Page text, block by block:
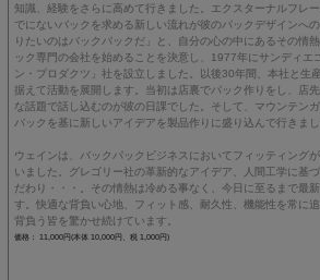
知識、経験をさらに高めて行きました。エクスターナルフレ
でにないパックを求める新しい流れが彼のパックデザインへ
りたいのはバックパックだ」と、自分の心の中にあるその情
ック専門の会社を始めることを決意し、1977年にサンディエ
ン・プロダクツ」社を設立しました。以後30年間、本社と生
据えて活動を展開します。当初は店裏でパック作りをし、店
な話題で話し込むのが彼の日課でした。そして、マウンテン
バックを基に新しいアイデアを製品作りに盛り込んで行きまし
ウェインは、バックパックビジネスにおいてフィッティング
いました。グレゴリー社の革新的なアイデア、人間工学に基
だわり・・・。その情熱は冷める事なく、今日に至るまで最
す。快適な背負い心地、フィット感、耐久性、機能性を常に
背負う皆を驚かせ続けています。
価格： 11,000円(本体 10,000円、税 1,000円)